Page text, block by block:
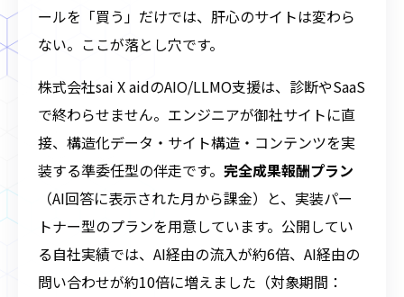
ールを「買う」だけでは、肝心のサイトは変わら
ない。ここが落とし穴です。
株式会社sai X aidのAIO/LLMO支援は、診断やSaaS
で終わらせません。エンジニアが御社サイトに直
接、構造化データ・サイト構造・コンテンツを実
装する準委任型の伴走です。 完全成果報酬プラン
（AI回答に表示された月から課金）と、実装パー
トナー型のプランを用意しています。公開してい
る自社実績では、AI経由の流入が約6倍、AI経由の
問い合わせが約10倍に増えました（対象期間：